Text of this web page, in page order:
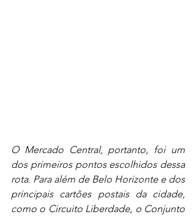
O Mercado Central, portanto, foi um
dos primeiros pontos escolhidos dessa
rota. Para além de Belo Horizonte e dos
principais cartões postais da cidade,
como o Circuito Liberdade, o Conjunto